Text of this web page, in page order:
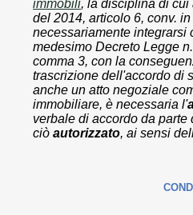
immobili, la disciplina di cui
del 2014, articolo 6, conv.
necessariamente integrarsi
medesimo Decreto Legge
comma 3, con la
trascrizione dell'accordo di
anche un atto negoziale
immobiliare, è necessaria l'
verbale di accordo da parte
ciò autorizzato, ai sensi